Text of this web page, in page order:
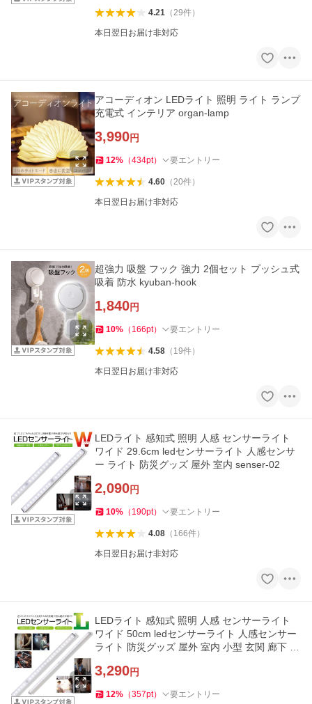
4.21（29件）
本日翌日お届け非対応
アコーディオン LEDライト 照明 ライト ランプ
充電式 インテリア organ-lamp
3,990円
12% （434pt） 要エントリー
4.60（20件）
本日翌日お届け非対応
超強力 吸盤 フック 強力 2個セット プッシュ式
吸着 防水 kyuban-hook
1,840円
10% （ 166pt） 要エントリー
4.58（ 19件）
本日翌日お届け非対応
LEDライト 感知式 照明 人感 センサーライト
ワイド 29.6cm ledセンサーライト 人感センサ
ー ライト 防災グッズ 屋外 室内 senser-02
2,090円
10% （ 190pt） 要エントリー
4.08（ 166件）
本日翌日お届け非対応
LEDライト 感知式 照明 人感 センサーライト
ワイド 50cm ledセンサーライト 人感センサー
ライト 防災グッズ 屋外 室内 小型 玄関 廊下 se
3,290円
12% （357pt） 要エントリー